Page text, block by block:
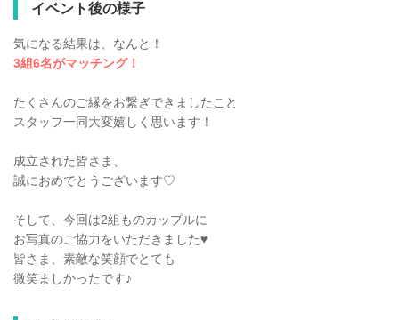
イベント後の様子
気になる結果は、なんと！
3組6名がマッチング！
たくさんのご縁をお繋ぎできましたこと
スタッフ一同大変嬉しく思います！
成立された皆さま、
誠におめでとうございます♡
そして、今回は2組ものカップルに
お写真のご協力をいただきました♥
皆さま、素敵な笑顔でとても
微笑ましかったです♪